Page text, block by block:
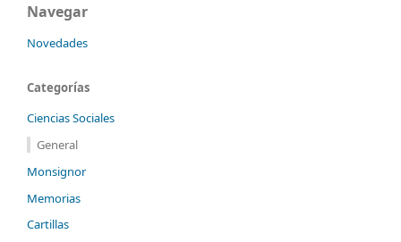
Navegar
Novedades
Categorías
Ciencias Sociales
General
Monsignor
Memorias
Cartillas